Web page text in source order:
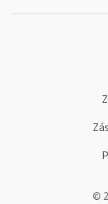
©